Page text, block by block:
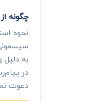
چگونه
نحوه
به
در
دعوت